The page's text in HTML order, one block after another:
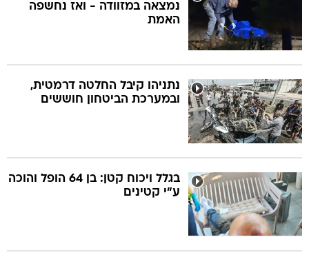
נמצאה במזוודה - ואז נחשפה
האמת
נתניהו קיבל החלטה דרמטית,
ובמערכת הביטחון חוששים
בגלל ויכוח קטן: בן 64 הופל והוכה
ע"י קטינים